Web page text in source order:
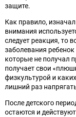
защите.
Как правило,
внимания
следует реакция, то
заболевания
которые не получал
получает свои
физкультурой и
лишний раз
После детского
остаются и